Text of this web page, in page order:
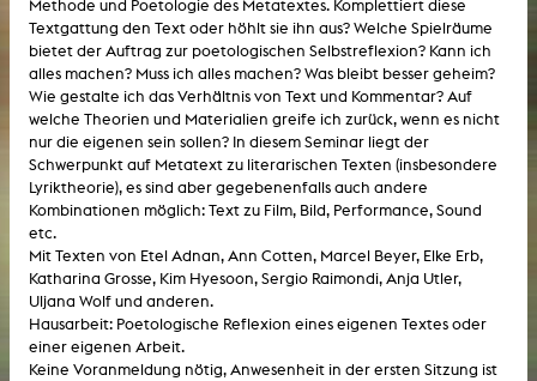
Methode und Poetologie des Metatextes. Komplettiert diese
Textgattung den Text oder höhlt sie ihn aus? Welche Spielräume
bietet der Auftrag zur poetologischen Selbstreflexion? Kann ich
alles machen? Muss ich alles machen? Was bleibt besser geheim?
Wie gestalte ich das Verhältnis von Text und Kommentar? Auf
welche Theorien und Materialien greife ich zurück, wenn es nicht
nur die eigenen sein sollen? In diesem Seminar liegt der
Schwerpunkt auf Metatext zu literarischen Texten (insbesondere
Lyriktheorie), es sind aber gegebenenfalls auch andere
Kombinationen möglich: Text zu Film, Bild, Performance, Sound
etc.
Mit Texten von Etel Adnan, Ann Cotten, Marcel Beyer, Elke Erb,
Katharina Grosse, Kim Hyesoon, Sergio Raimondi, Anja Utler,
Uljana Wolf und anderen.
Hausarbeit: Poetologische Reflexion eines eigenen Textes oder
einer eigenen Arbeit.
Keine Voranmeldung nötig, Anwesenheit in der ersten Sitzung ist